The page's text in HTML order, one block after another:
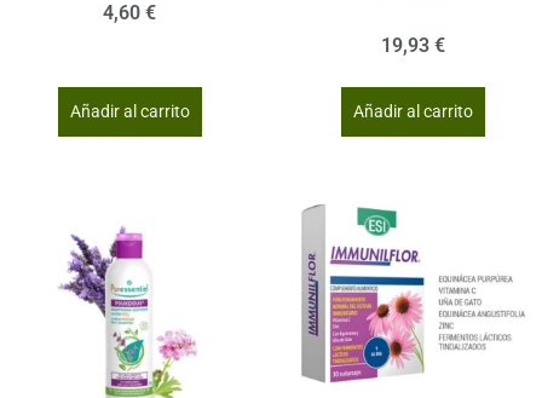
4,60 €
Añadir al carrito
19,93 €
Añadir al carrito